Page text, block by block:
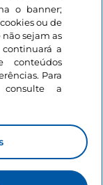
o banner;
ou de
sejam as
a
conteúdos
Para
consulte a